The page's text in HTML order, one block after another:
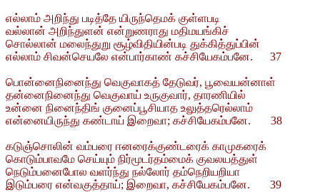
எல்லாம் அறிந்து படித்தே யிருந்தெமக் குள்ளபடி
வல்லான் அறிந்துளன் என்றுணராது மதிமயங்கிச்
சொல்லான் மலைந்துறு சூழ்விதியின்படி துக்கித்துப்பின்
எல்லாம் சிவன்செயலே என்பார்காண் கச்சியேகம்பனே. 37
பொன்னைநினைந்து வெகுவாகத் தேடுவர், பூவையன்னாள்
தன்னைநினைந்து வெகுவாய் உருகுவார், தாரணியில்
உன்னை நினைந்திங் குனைப்பூசியாத உலுத்தரெல்லாம்
என்னையிருந்து கண்டாய் இறைவா; கச்சியேகம்பனே. 38
கடுஞ்சொலின் வம்பரை ஈனரைக்குண்டரைக் காமுகரைக்
கொடும்பாவமே செய்யும் நிர்மூடர்தம்மைக் குவலயத்துள்
நெடும்பனைபோல வளர்ந்து நல்லோர் தம்நெறியறியா
இடும்பரை என்வகுத்தாய்; இறைவா, கச்சியேகம்பனே. 39